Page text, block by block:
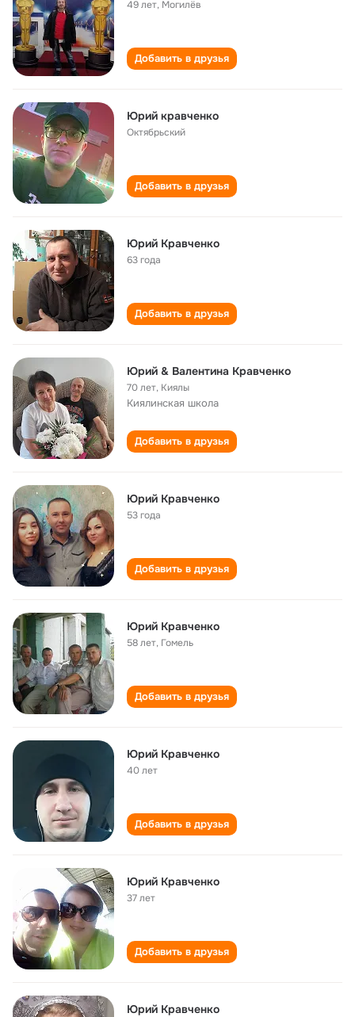
49 лет, Могилёв
Добавить в друзья
Юрий кравченко
Октябрьский
Добавить в друзья
Юрий Кравченко
63 года
Добавить в друзья
Юрий & Валентина Кравченко
70 лет, Киялы
Киялинская школа
Добавить в друзья
Юрий Кравченко
53 года
Добавить в друзья
Юрий Кравченко
58 лет, Гомель
Добавить в друзья
Юрий Кравченко
40 лет
Добавить в друзья
Юрий Кравченко
37 лет
Добавить в друзья
Юрий Кравченко